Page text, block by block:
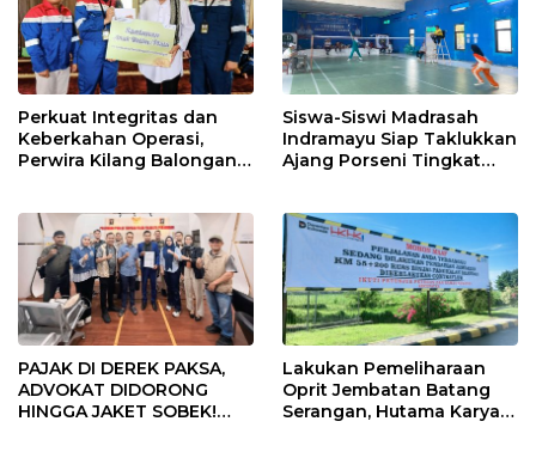
Perkuat Integritas dan
Keberkahan Operasi,
Perwira Kilang Balongan
Siswa-Siswi Madrasah
Indramayu Siap Taklukkan
Ajang Porseni Tingkat
PAJAK DI DEREK PAKSA,
ADVOKAT DIDORONG
HINGGA JAKET SOBEK!
Lakukan Pemeliharaan
Oprit Jembatan Batang
Serangan, Hutama Karya